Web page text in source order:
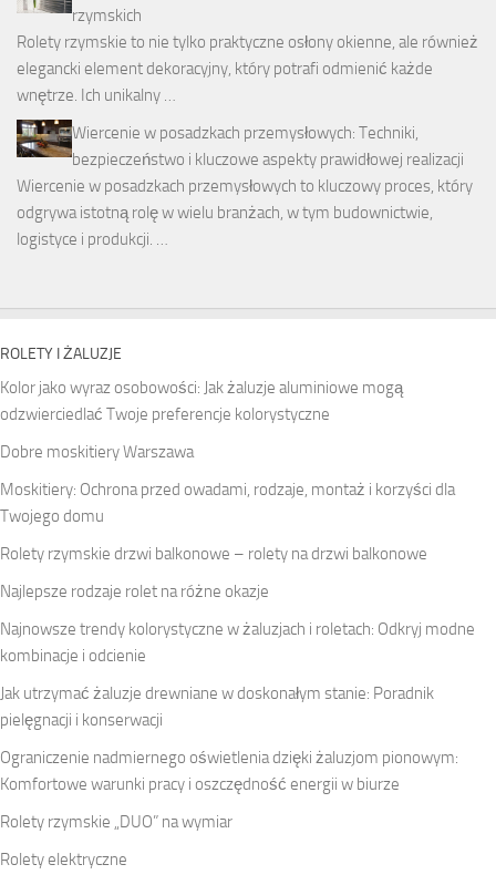
rzymskich
Rolety rzymskie to nie tylko praktyczne osłony okienne, ale również
elegancki element dekoracyjny, który potrafi odmienić każde
wnętrze. Ich unikalny …
Wiercenie w posadzkach przemysłowych: Techniki,
bezpieczeństwo i kluczowe aspekty prawidłowej realizacji
Wiercenie w posadzkach przemysłowych to kluczowy proces, który
odgrywa istotną rolę w wielu branżach, w tym budownictwie,
logistyce i produkcji. …
ROLETY I ŻALUZJE
Kolor jako wyraz osobowości: Jak żaluzje aluminiowe mogą
odzwierciedlać Twoje preferencje kolorystyczne
Dobre moskitiery Warszawa
Moskitiery: Ochrona przed owadami, rodzaje, montaż i korzyści dla
Twojego domu
Rolety rzymskie drzwi balkonowe – rolety na drzwi balkonowe
Najlepsze rodzaje rolet na różne okazje
Najnowsze trendy kolorystyczne w żaluzjach i roletach: Odkryj modne
kombinacje i odcienie
Jak utrzymać żaluzje drewniane w doskonałym stanie: Poradnik
pielęgnacji i konserwacji
Ograniczenie nadmiernego oświetlenia dzięki żaluzjom pionowym:
Komfortowe warunki pracy i oszczędność energii w biurze
Rolety rzymskie „DUO” na wymiar
Rolety elektryczne